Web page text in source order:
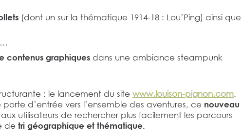
(dont un sur la thématique 1914-18 : Lou’Ping) ainsi que
contenus graphiquesdans une ambiance steampunk
: le lancement du site www.louison-pignon.com.
d’entrée vers l’ensemble des aventures, ce nouveau
utilisateurs de rechercher plus facilement les parcours
de tri géographique et thématique.